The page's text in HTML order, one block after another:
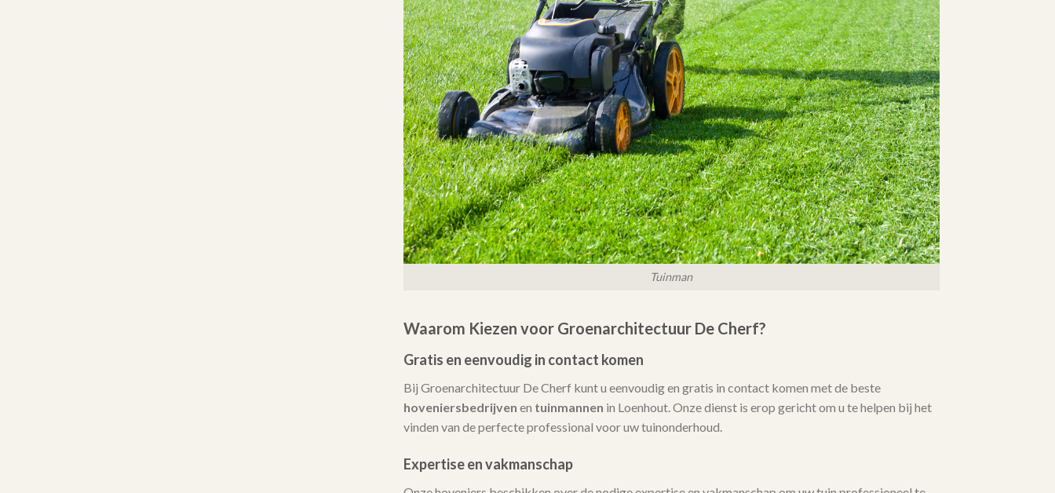
Tuinman
Waarom Kiezen voor Groenarchitectuur De Cherf?
Gratis en eenvoudig in contact komen
Bij Groenarchitectuur De Cherf kunt u eenvoudig en gratis in contact komen met de beste
hoveniersbedrijven en tuinmannen in Loenhout. Onze dienst is erop gericht om u te helpen bij het
vinden van de perfecte professional voor uw tuinonderhoud.
Expertise en vakmanschap